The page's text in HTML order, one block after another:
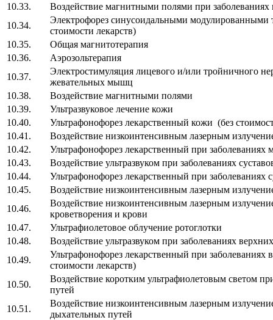
10.33.
Воздействие магнитными полями при
10.34.
Электрофорез синусоидальными
стоимости лекарств)
10.35.
Общая магнитотерапия
10.36.
Аэрозольтерапия
10.37.
Электростимуляция лицевого и/или тройничного
жевательных мышц
10.38.
Воздействие магнитными полями
10.39.
Ультразвуковое лечение кожи
10.40.
Ультрафонофорез лекарственный кожи (без
10.41.
Воздействие низкоинтенсивным лазерным
10.42.
Ультрафонофорез лекарственный при
10.43.
Воздействие ультразвуком при заболеваниях
10.44.
Ультрафонофорез лекарственный при заболеваниях
10.45.
Воздействие низкоинтенсивным лазерным
10.46.
Воздействие низкоинтенсивным лазерным
кроветворения и крови
10.47.
Ультрафиолетовое облучение ротоглотки
10.48.
Воздействие ультразвуком при заболеваниях
10.49.
Ультрафонофорез лекарственный при
стоимости лекарств)
10.50.
Воздействие коротким ультрафиолетовым светом
путей
10.51.
Воздействие низкоинтенсивным лазерным
дыхательных путей